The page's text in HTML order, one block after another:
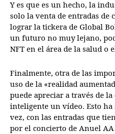
Y es que es un hecho, la
solo la venta de entradas de
lograr la tickera de Global
un futuro no muy lejano,
NFT en el área de la salud o
Finalmente, otra de las
uso de la «realidad
puede apreciar a través de
inteligente un vídeo. Esto
vez, con las entradas que
por el concierto de Anuel AA